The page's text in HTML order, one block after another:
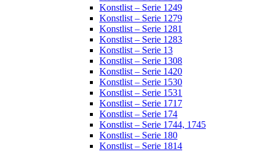
Konstlist – Serie 1249
Konstlist – Serie 1279
Konstlist – Serie 1281
Konstlist – Serie 1283
Konstlist – Serie 13
Konstlist – Serie 1308
Konstlist – Serie 1420
Konstlist – Serie 1530
Konstlist – Serie 1531
Konstlist – Serie 1717
Konstlist – Serie 174
Konstlist – Serie 1744, 1745
Konstlist – Serie 180
Konstlist – Serie 1814